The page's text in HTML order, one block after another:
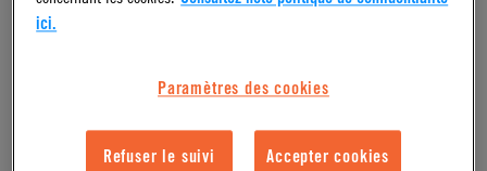
Arden Hills, MN 55112
ici.
Paramètres des cookies
Refuser le suivi Accepter cookies